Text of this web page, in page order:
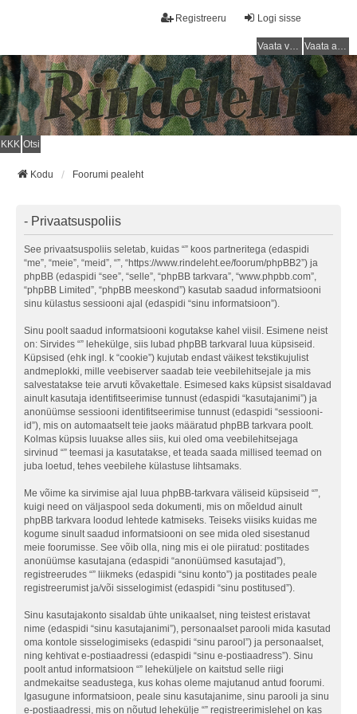
Logi sisse
Registreeru
Vaata vastamata teemasi Vaata aktiivseid teemasid
KKK Otsi
Kodu Foorumi pealeht
- Privaatsuspoliis
See privaatsuspoliis seletab, kuidas “” koos partneritega (edaspidi
“me”, “meie”, “meid”, “”, “https://www.rindeleht.ee/foorum/phpBB2”) ja
phpBB (edaspidi “see”, “selle”, “phpBB tarkvara”, “www.phpbb.com”,
“phpBB Limited”, “phpBB meeskond”) kasutab saadud informatsiooni
sinu külastus sessiooni ajal (edaspidi “sinu informatsioon”).
Sinu poolt saadud informatsiooni kogutakse kahel viisil. Esimene neist
on: Sirvides “” lehekülge, siis lubad phpBB tarkvaral luua küpsiseid.
Küpsised (ehk ingl. k “cookie”) kujutab endast väikest tekstikujulist
andmeplokki, mille veebiserver saadab teie veebilehitsejale ja mis
salvestatakse teie arvuti kõvakettale. Esimesed kaks küpsist sisaldavad
ainult kasutaja identifitseerimise tunnust (edaspidi “kasutajanimi”) ja
anonüümse sessiooni identifitseerimise tunnust (edaspidi “sessiooni-
id”), mis on automaatselt teie jaoks määratud phpBB tarkvara poolt.
Kolmas küpsis luuakse alles siis, kui oled oma veebilehitsejaga
sirvinud “” teemasi ja kasutatakse, et teada saada millised teemad on
juba loetud, tehes veebilehe külastuse lihtsamaks.
Me võime ka sirvimise ajal luua phpBB-tarkvara väliseid küpsiseid “”,
kuigi need on väljaspool seda dokumenti, mis on mõeldud ainult
phpBB tarkvara loodud lehtede katmiseks. Teiseks viisiks kuidas me
kogume sinult saadud informatsiooni on see mida oled sisestanud
meie foorumisse. See võib olla, ning mis ei ole piiratud: postitades
anonüümse kasutajana (edaspidi “anonüümsed kasutajad”),
registreerudes “” liikmeks (edaspidi “sinu konto”) ja postitades peale
registreerumist ja/või sisselogimist (edaspidi “sinu postitused”).
Sinu kasutajakonto sisaldab ühte unikaalset, ning teistest eristavat
nime (edaspidi “sinu kasutajanimi”), personaalset parooli mida kasutad
oma kontole sisselogimiseks (edaspidi “sinu parool”) ja personaalset,
ning kehtivat e-postiaadressi (edaspidi “sinu e-postiaadress”). Sinu
poolt antud informatsioon “” leheküljele on kaitstud selle riigi
andmekaitse seadustega, kus kohas oleme majutanud antud foorumi.
Igasugune informatsioon, peale sinu kasutajanime, sinu parooli ja sinu
e-postiaadressi, mis on nõutud lehekülje “” registreerimislehel on kas